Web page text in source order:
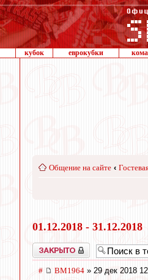
кубок еврокубки
Общение на сайте ‹
01.12.2018 - 31.12.2018
Закрыто
# BM1964 » 29 дек 2018